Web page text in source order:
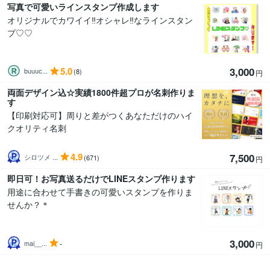
写真で可愛いラインスタンプ作成します
オリジナルでカワイイ‼︎オシャレ‼︎なラインスタン
プ♡♡
buuuc... 5.0(8) 3,000円
両面デザイン込☆実績1800件超プロが名刺作りま
す
【印刷対応可】周りと差がつくあなただけのハイ
クオリティ名刺
シロツメ ... 4.9(671) 7,500円
即日可！お写真送るだけでLINEスタンプ作ります
用途に合わせて手書きの可愛いスタンプを作りま
せんか？＊
mai__... - 3,000円